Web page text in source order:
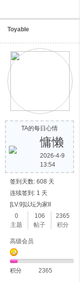
Toyable
TA的每日心情
慵懒
2026-4-9
13:54
签到天数: 608 天
连续签到: 1 天
[LV.9]以坛为家II
0
主题
106
帖子
2365
积分
高级会员
积分 2365